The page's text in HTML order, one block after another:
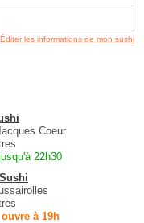
Éditer les informations de mon sushi
Coeur
22h30
à 19h